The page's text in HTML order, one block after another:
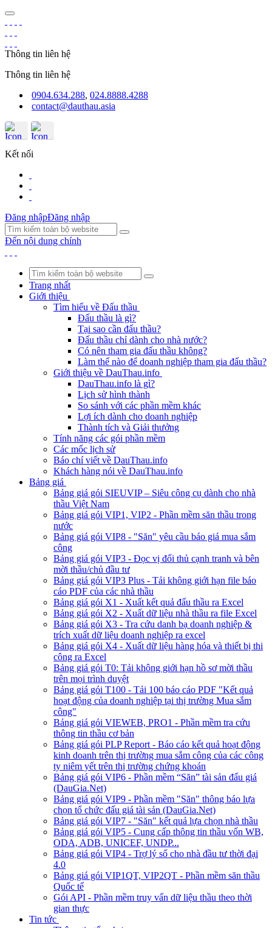
Thông tin liên hệ
Thông tin liên hệ
0904.634.288, 024.8888.4288
contact@dauthau.asia
Kết nối
Đăng nhậpĐăng nhập
Đến nội dung chính
Trang nhất
Giới thiệu
Tìm hiểu về Đấu thầu
Đấu thầu là gì?
Tại sao cần đấu thầu?
Đấu thầu chỉ dành cho nhà nước?
Có nên tham gia đấu thầu không?
Làm thế nào để doanh nghiệp tham gia đấu thầu?
Giới thiệu về DauThau.info
DauThau.info là gì?
Lịch sử hình thành
So sánh với các phần mềm khác
Lợi ích dành cho doanh nghiệp
Thành tích và Giải thưởng
Tính năng các gói phần mềm
Các mốc lịch sử
Báo chí viết về DauThau.info
Khách hàng nói về DauThau.info
Bảng giá
Bảng giá gói SIEUVIP – Siêu công cụ dành cho nhà
thầu Việt Nam
Bảng giá gói VIP1, VIP2 - Phần mềm săn thầu trong
nước
Bảng giá gói VIP8 - "Săn" yêu cầu báo giá mua sắm
công
Bảng giá gói VIP3 - Đọc vị đối thủ cạnh tranh và bên
mời thầu/chủ đầu tư
Bảng giá gói VIP3 Plus - Tải không giới hạn file báo
cáo PDF của các nhà thầu
Bảng giá gói X1 - Xuất kết quả đấu thầu ra Excel
Bảng giá gói X2 - Xuất dữ liệu nhà thầu ra file Excel
Bảng giá gói X3 - Tra cứu danh bạ doanh nghiệp &
trích xuất dữ liệu doanh nghiệp ra excel
Bảng giá gói X4 - Xuất dữ liệu hàng hóa và thiết bị thi
công ra Excel
Bảng giá gói T0: Tải không giới hạn hồ sơ mời thầu
trên mọi trình duyệt
Bảng giá gói T100 - Tải 100 báo cáo PDF "Kết quả
hoạt động của doanh nghiệp tại thị trường Mua sắm
công"
Bảng giá gói VIEWEB, PRO1 - Phần mềm tra cứu
thông tin thầu cơ bản
Bảng giá gói PLP Report - Báo cáo kết quả hoạt động
kinh doanh trên thị trường mua sắm công của các công
ty niêm yết trên thị trường chứng khoán
Bảng giá gói VIP6 - Phần mềm “Săn” tài sản đấu giá
(DauGia.Net)
Bảng giá gói VIP9 - Phần mềm "Săn" thông báo lựa
chọn tổ chức đấu giá tài sản (DauGia.Net)
Bảng giá gói VIP7 - "Săn" kết quả lựa chọn nhà thầu
Bảng giá gói VIP5 - Cung cấp thông tin thầu vốn WB,
ODA, ADB, UNICEF, UNDP...
Bảng giá gói VIP4 - Trợ lý số cho nhà đầu tư thời đại
4.0
Bảng giá gói VIP1QT, VIP2QT - Phần mềm săn thầu
Quốc tế
Gói API - Phần mềm truy vấn dữ liệu thầu theo thời
gian thực
Tin tức